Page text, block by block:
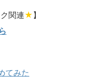
関連★ 】
てみた